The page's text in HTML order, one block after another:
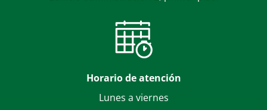
Horario de atención
Lunes a viernes